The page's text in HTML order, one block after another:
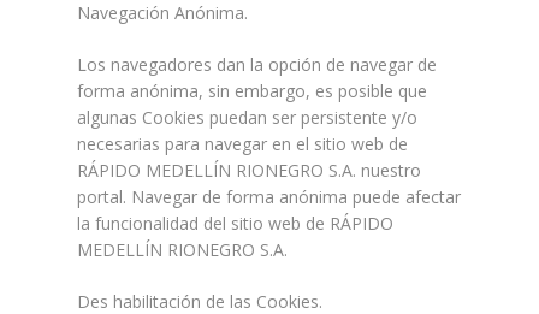
Navegación Anónima.
Los navegadores dan la opción de navegar de
forma anónima, sin embargo, es posible que
algunas Cookies puedan ser persistente y/o
necesarias para navegar en el sitio web de
RÁPIDO MEDELLÍN RIONEGRO S.A. nuestro
portal. Navegar de forma anónima puede afectar
la funcionalidad del sitio web de RÁPIDO
MEDELLÍN RIONEGRO S.A.
Des habilitación de las Cookies.